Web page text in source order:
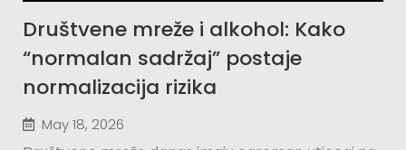
Društvene mreže i alkohol: Kako
“normalan sadržaj” postaje
normalizacija rizika
May 18, 2026